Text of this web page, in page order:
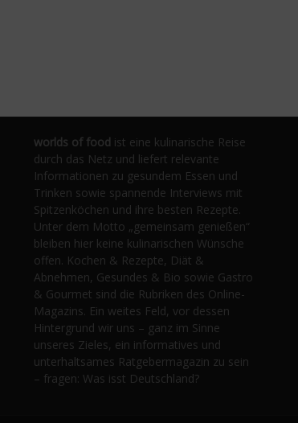
worlds of food ist eine kulinarische Reise
durch das Netz und liefert relevante
Informationen zu gesundem Essen und
Trinken sowie spannende Interviews mit
Spitzenköchen und ihre besten Rezepte.
Unter dem Motto „gemeinsam genießen“
bleiben hier keine kulinarischen Wünsche
offen. Kochen & Rezepte, Diät &
Abnehmen, Gesundes & Bio sowie Gastro
& Gourmet sind die Rubriken des Online-
Magazins. Ein weites Feld, vor dessen
Hintergrund wir uns – ganz im Sinne
unseres Zieles, ein informatives und
unterhaltsames Ratgebermagazin zu sein
– fragen: Was isst Deutschland?